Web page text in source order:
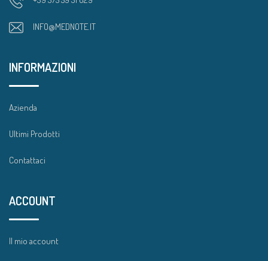
INFO@MEDNOTE.IT
INFORMAZIONI
Azienda
Ultimi Prodotti
Contattaci
ACCOUNT
Il mio account